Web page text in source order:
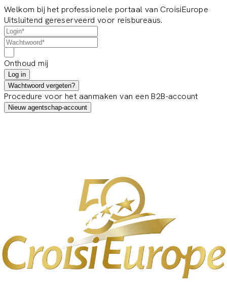
Welkom bij het professionele portaal van CroisiEurope
Uitsluitend gereserveerd voor reisbureaus.
Onthoud mij
Log in
Wachtwoord vergeten?
Procedure voor het aanmaken van een B2B-account
Nieuw agentschap-account